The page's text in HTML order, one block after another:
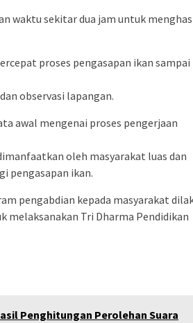
waktu sekitar dua jam untuk
proses pengasapan ikan sampai
observasi lapangan.
awal mengenai proses pengerjaan
oleh masyarakat luas dan
pengasapan ikan.
pengabdian kepada masyarakat
Tri Dharma Pendidikan
Penghitungan Perolehan Suara